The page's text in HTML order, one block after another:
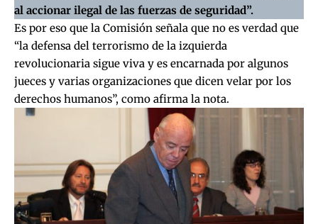
al accionar ilegal de las fuerzas de seguridad”.
Es por eso que la Comisión señala que no es verdad que
“la defensa del terrorismo de la izquierda
revolucionaria sigue viva y es encarnada por algunos
jueces y varias organizaciones que dicen velar por los
derechos humanos”, como afirma la nota.